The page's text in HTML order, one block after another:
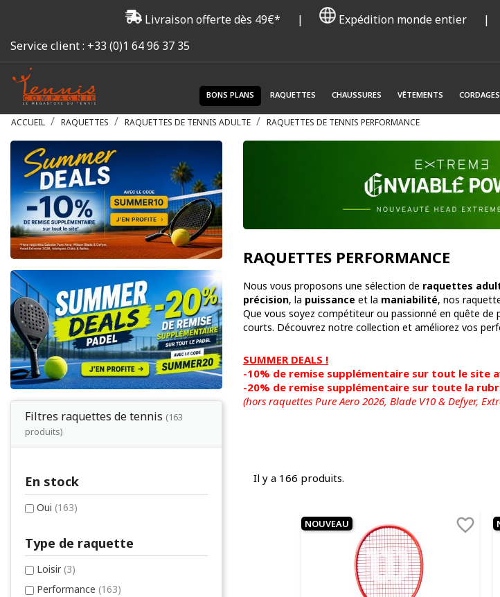
Livraison offerte dès 49€* | Expédition monde entier |
Service client : +33 (0)1 64 96 37 35
BONS PLANS RAQUETTES CHAUSSURES VÊTEMENTS CORDAGES
ACCUEIL RAQUETTES RAQUETTES DE TENNIS ADULTE RAQUETTES DE TENNIS PERFORMANCE
Filtres raquettes de tennis (163
produits)
En stock
Oui (163)
Type de raquette
Loisir(3)
Performance (163)
RAQUETTES PERFORMANCE
Nous vous proposons une sélection de raquettes
précision, la puissance et la maniabilité, nos
Que vous soyez compétiteur ou passionné en quête
courts. Découvrez notre collection et améliorez vos
SUMMER DEALS !
-10% de remise supplémentaire sur tout le site
-20% de remise supplémentaire sur toute la
(hors raquettes Pure Aero 2026, Blade V10 & Defyer,
Il y a 166 produits.

NOUVEAU